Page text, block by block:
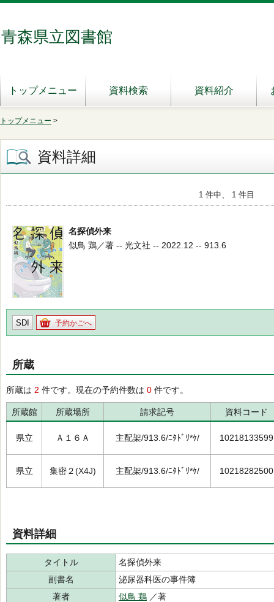
青森県立図書館
トップメニュー 資料検索 資料紹介
トップメニュー >
資料詳細
1 件中、 1 件目
名探偵外来
似鳥 鶏／著 -- 光文社 -- 2022.12 -- 913.6
SDI 予約かごへ
所蔵
所蔵は 2 件です。現在の予約件数は 0 件です。
所蔵館 所蔵場所 請求記号 資料コード
県立 Ａ１６Ａ 主配架/913.6/ﾆﾀﾄﾞﾘ*ｹ/ 10218133599
県立 集密２(X4J) 主配架/913.6/ﾆﾀﾄﾞﾘ*ｹ/ 10218282500
資料詳細
タイトル
名探偵外来
副書名
泌尿器科医の事件簿
著者
似鳥 鶏 ／著